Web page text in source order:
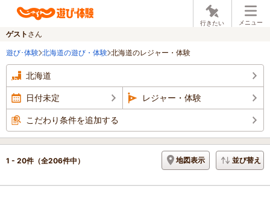
行きたい メニュー
ゲスト さん
遊び･体験 北海道の遊び・体験 北海道のレジャー・体験
北海道
日付未定 レジャー・体験
こだわり条件を追加する
1 - 20件（全206件中） 地図表示 並び替え